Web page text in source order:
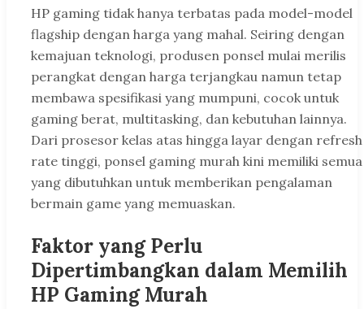
HP gaming tidak hanya terbatas pada model-model
flagship dengan harga yang mahal. Seiring dengan
kemajuan teknologi, produsen ponsel mulai merilis
perangkat dengan harga terjangkau namun tetap
membawa spesifikasi yang mumpuni, cocok untuk
gaming berat, multitasking, dan kebutuhan lainnya.
Dari prosesor kelas atas hingga layar dengan refresh
rate tinggi, ponsel gaming murah kini memiliki semua
yang dibutuhkan untuk memberikan pengalaman
bermain game yang memuaskan.
Faktor yang Perlu
Dipertimbangkan dalam Memilih
HP Gaming Murah